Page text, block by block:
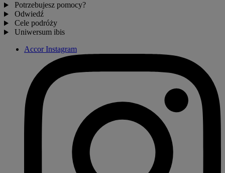
Potrzebujesz pomocy?
Odwiedź
Cele podróży
Uniwersum ibis
Accor Instagram